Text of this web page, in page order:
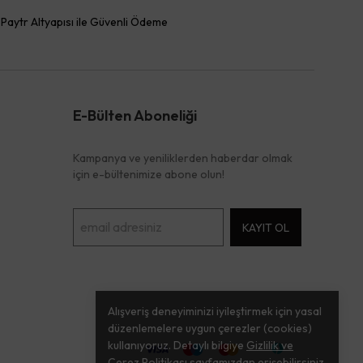
Alışveriş deneyiminizi iyileştirmek için yasal
düzenlemelere uygun çerezler (cookies)
kullanıyoruz. Detaylı bilgiye Gizlilik ve
Paytr Altyapısı ile Güvenli Ödeme
E-Bülten Aboneliği
Kampanya ve yeniliklerden haberdar olmak
için e-bültenimize abone olun!
KAYIT OL